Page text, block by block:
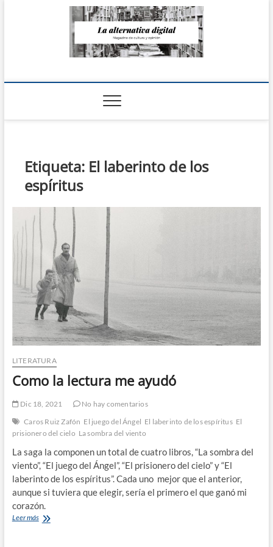
La Alternativa
Etiqueta: El laberinto de los
espíritus
LITERATURA
Como la lectura me ayudó
Dic 18, 2021
No hay comentarios
Caros Ruiz Zafón El juego del Ángel El laberinto de los espíritus El
prisionero del cielo La sombra del viento
La saga la componen un total de cuatro libros, “La sombra del
viento”, “El juego del Ángel”, “El prisionero del cielo” y “El
laberinto de los espíritus”. Cada uno mejor que el anterior,
aunque si tuviera que elegir, sería el primero el que ganó mi
corazón.
Leer másComo